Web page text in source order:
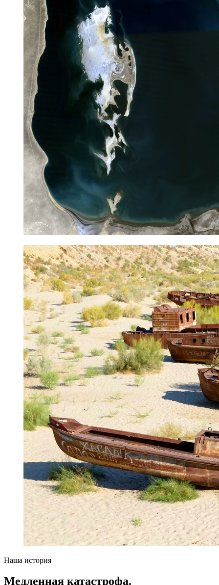
Наша история
Медленная катастрофа.